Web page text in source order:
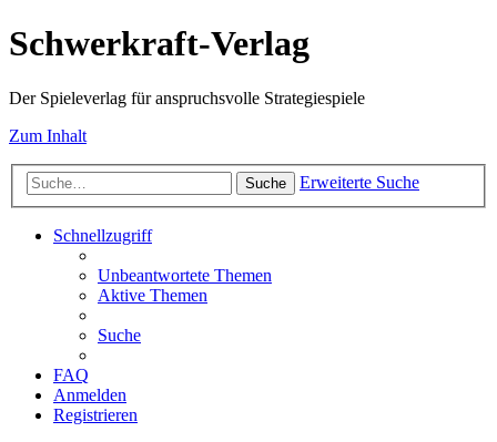
Schwerkraft-Verlag
Der Spieleverlag für anspruchsvolle Strategiespiele
Zum Inhalt
Suche Erweiterte Suche
Schnellzugriff
Unbeantwortete Themen
Aktive Themen
Suche
FAQ
Anmelden
Registrieren